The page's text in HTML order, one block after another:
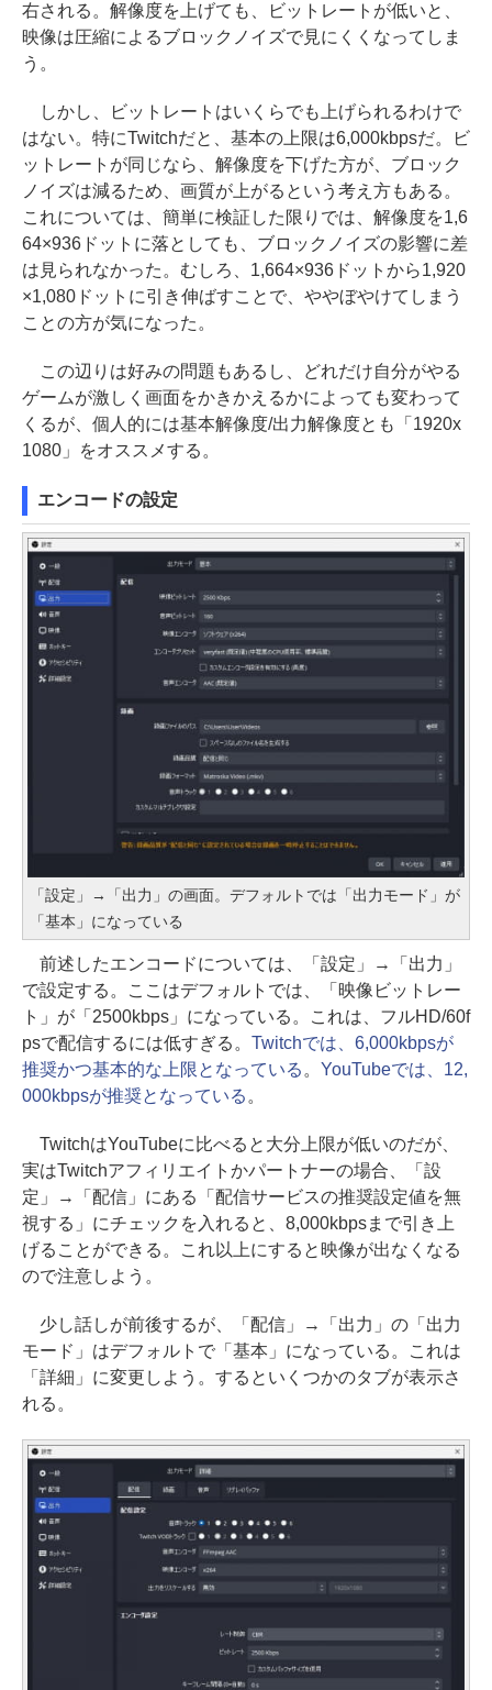
右される。解像度を上げても、ビットレートが低いと、
映像は圧縮によるブロックノイズで見にくくなってしま
う。
しかし、ビットレートはいくらでも上げられるわけで
はない。特にTwitchだと、基本の上限は6,000kbpsだ。ビ
ットレートが同じなら、解像度を下げた方が、ブロック
ノイズは減るため、画質が上がるという考え方もある。
これについては、簡単に検証した限りでは、解像度を1,6
64×936ドットに落としても、ブロックノイズの影響に差
は見られなかった。むしろ、1,664×936ドットから1,920
×1,080ドットに引き伸ばすことで、ややぼやけてしまう
ことの方が気になった。
この辺りは好みの問題もあるし、どれだけ自分がやる
ゲームが激しく画面をかきかえるかによっても変わって
くるが、個人的には基本解像度/出力解像度とも「1920x
1080」をオススメする。
エンコードの設定
「設定」→「出力」の画面。デフォルトでは「出力モード」が
「基本」になっている
前述したエンコードについては、「設定」→「出力」
で設定する。ここはデフォルトでは、「映像ビットレー
ト」が「2500kbps」になっている。これは、フルHD/60f
psで配信するには低すぎる。 Twitchでは、6,000kbpsが
推奨かつ基本的な上限となっている 。 YouTubeでは、12,
000kbpsが推奨となっている 。
TwitchはYouTubeに比べると大分上限が低いのだが、
実はTwitchアフィリエイトかパートナーの場合、「設
定」→「配信」にある「配信サービスの推奨設定値を無
視する」にチェックを入れると、8,000kbpsまで引き上
げることができる。これ以上にすると映像が出なくなる
ので注意しよう。
少し話しが前後するが、「配信」→「出力」の「出力
モード」はデフォルトで「基本」になっている。これは
「詳細」に変更しよう。するといくつかのタブが表示さ
れる。